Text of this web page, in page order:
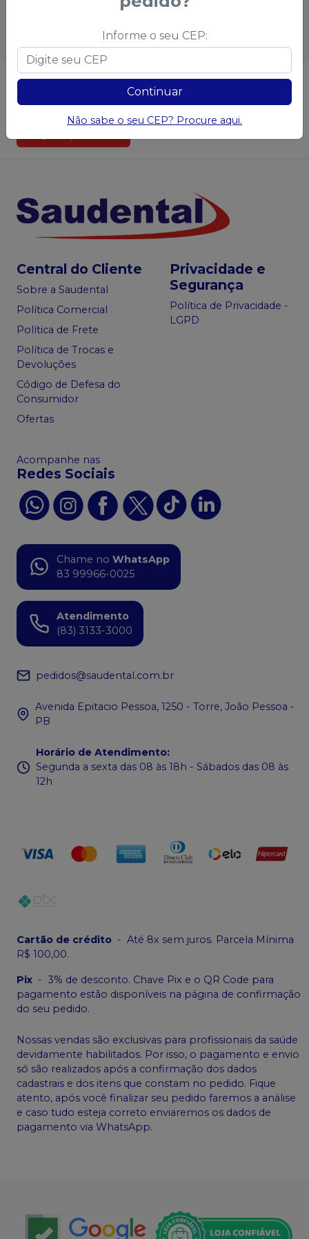
Não achou algum produto? Sugira para a
Saudental
Central do Cliente
Sobre a Saudental
Política Comercial
Política de Frete
Política de Trocas e
Devoluções
Código de Defesa do
Consumidor
Ofertas
Privacidade e
Segurança
Política de Privacidade -
LGPD
Acompanhe nas
Redes Sociais
Chame no WhatsApp
83 99966-0025
Atendimento
(83) 3133-3000
pedidos@saudental.com.br
Avenida Epitacio Pessoa, 1250 - Torre, João Pessoa -
PB
Horário de Atendimento:
Segunda a sexta das 08 às 18h - Sábados das 08 às
12h
Cartão de crédito - Até 8x sem juros. Parcela Mínima
R$ 100,00.
Pix - 3% de desconto. Chave Pix e o QR Code para
pagamento estão disponíveis na página de confirmação
do seu pedido.
Nossas vendas são exclusivas para profissionais da saúde
devidamente habilitados. Por isso, o pagamento e envio
só são realizados após a confirmação dos dados
cadastrais e dos itens que constam no pedido. Fique
atento, após você finalizar seu pedido faremos a análise
e caso tudo esteja correto enviaremos os dados de
pagamento via WhatsApp.
Informe o seu CEP:
Continuar
Não sabe o seu CEP? Procure aqui.